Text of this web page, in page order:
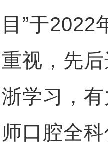
”于2022
视，先
学习，
口腔全